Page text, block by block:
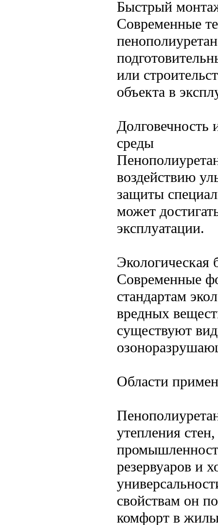
Быстрый
Современные
или
объекта в
Долговечность
среды
воздействию
защиты
может
эксплуатации.
Экологическая
Современные
стандартам
вредных
существуют
Области
утепления
резервуаров и
свойствам он
комфорт в